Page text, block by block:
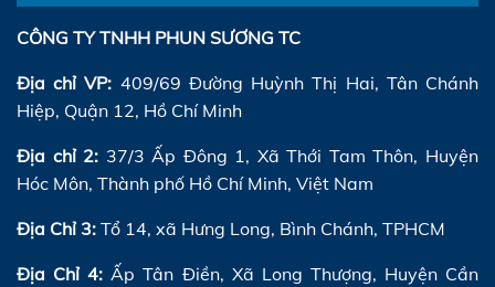
CÔNG TY TNHH PHUN SƯƠNG TC
Địa chỉ VP: 409/69 Đường Huỳnh Thị Hai, Tân Chánh
Hiệp, Quận 12, Hồ Chí Minh
Địa chỉ 2: 37/3 Ấp Đông 1, Xã Thới Tam Thôn, Huyện
Hóc Môn, Thành phố Hồ Chí Minh, Việt Nam
Địa Chỉ 3: Tổ 14, xã Hưng Long, Bình Chánh, TPHCM
Địa Chỉ 4: Ấp Tân Điền, Xã Long Thượng, Huyện Cần